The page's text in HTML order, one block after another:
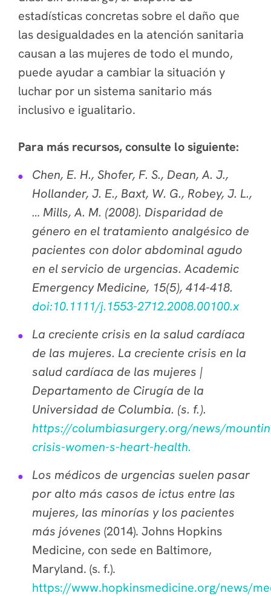
estadísticas concretas sobre el daño que
las desigualdades en la atención sanitaria
causan a las mujeres de todo el mundo,
puede ayudar a cambiar la situación y
luchar por un sistema sanitario más
inclusivo e igualitario.
Para más recursos, consulte lo siguiente:
Chen, E. H., Shofer, F. S., Dean, A. J.,
Hollander, J. E., Baxt, W. G., Robey, J. L.,
… Mills, A. M. (2008). Disparidad de
género en el tratamiento analgésico de
pacientes con dolor abdominal agudo
en el servicio de urgencias. Academic
Emergency Medicine, 15(5), 414-418.
doi:10.1111/j.1553-2712.2008.00100.x
La creciente crisis en la salud cardíaca
de las mujeres. La creciente crisis en la
salud cardíaca de las mujeres |
Departamento de Cirugía de la
Universidad de Columbia. (s. f.).
https://columbiasurgery.org/news/
crisis-women-s-heart-health.
Los médicos de urgencias suelen pasar
por alto más casos de ictus entre las
mujeres, las minorías y los pacientes
más jóvenes (2014). Johns Hopkins
Medicine, con sede en Baltimore,
Maryland. (s. f.).
https://www.hopkinsmedicine.org/news/